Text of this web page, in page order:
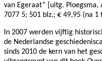
van Egeraat” [uitg. Ploegsma,
7077 5; 501 blz.; € 49,95 (na 1
In 2007 werden vijftig
de Nederlandse
sinds 2010 de kern van het